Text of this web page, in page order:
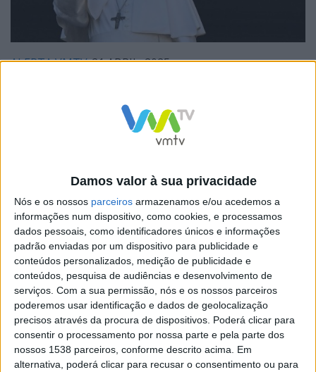
Damos valor à sua privacidade
Nós e os nossos parceiros armazenamos e/ou acedemos a
informações num dispositivo, como cookies, e processamos
dados pessoais, como identificadores únicos e informações
padrão enviadas por um dispositivo para publicidade e
conteúdos personalizados, medição de publicidade e
conteúdos, pesquisa de audiências e desenvolvimento de
serviços. Com a sua permissão, nós e os nossos parceiros
poderemos usar identificação e dados de geolocalização
precisos através da procura de dispositivos. Poderá clicar para
consentir o processamento por nossa parte e pela parte dos
nossos 1538 parceiros, conforme descrito acima. Em
alternativa, poderá clicar para recusar o consentimento ou para
ALERTA VMTV 21 ABRIL, 2025
Morre o Papa Francisco. O anúncio foi dado, com pesar,
desde a Capela da Casa Santa Marta, no Vaticano, por
ALERTA VMTV 19 MARÇO, 2025